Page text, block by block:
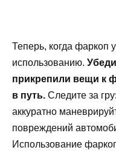
Теперь, когда фаркоп
использованию.
прикрепили вещи к
в путь. Следите за
аккуратно
повреждений
Использование